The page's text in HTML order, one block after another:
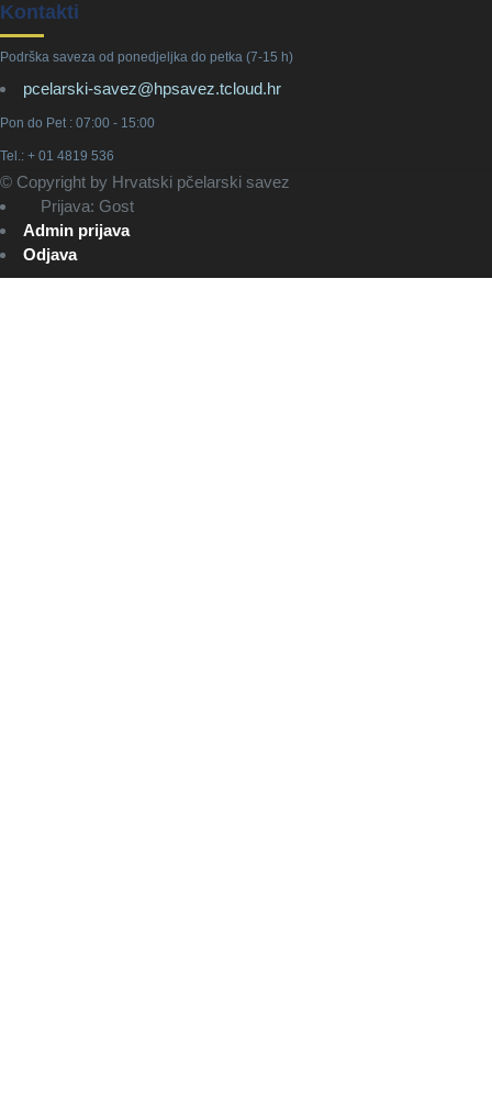
Kontakti
Podrška saveza od ponedjeljka do petka (7-15 h)
pcelarski-savez@hpsavez.tcloud.hr
Pon do Pet : 07:00 - 15:00
Tel.: + 01 4819 536
© Copyright by Hrvatski pčelarski savez
Prijava: Gost
Admin prijava
Odjava